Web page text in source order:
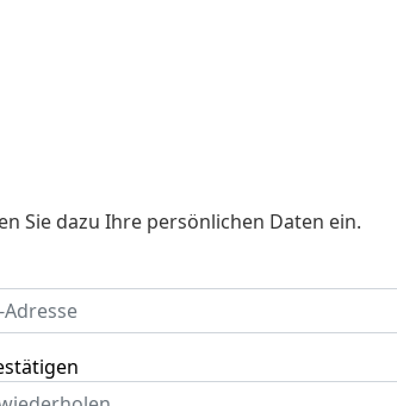
Sie dazu Ihre persönlichen Daten ein.